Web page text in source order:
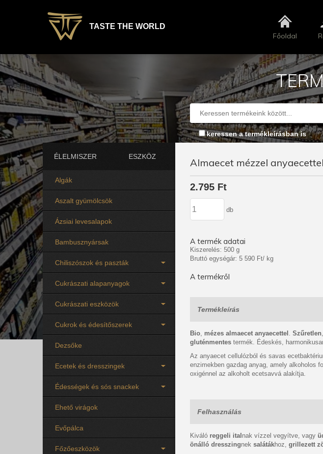
TASTE THE WORLD
Főoldal
keressen a termékleírásban is
ÉLELMISZER ESZKÖZ
Algák
Aszalt gyümölcsök
Ázsiai levesalapok
Bambusznyársak
Chiliszószok és paszták
Cukrászati alapanyagok
Cukrászati eszközök
Cukrok és édesítőszerek
Dezsőke
Ecetek és dresszingek
Édességek és sós snackek
Ehető virágok
Evőpálca
Főzőeszközök
Almaecet mézzel
2.795 Ft
db
A termék adatai
Kiszerelés: 500 g
Bruttó egységár: 5 590 Ft/ kg
A termékről
Termékleírás
Bio, mézes almaecet anyaecettel . Szűretlen,
gluténmentes termék. Édeskés,
Az anyaecet cellulózból és savas
enzimekben gazdag anyag, amely alkoholos
oxigénnel az alkoholt ecetsavvá alakítja.
Felhasználás
Kiváló reggeli ital nak vízzel vegyítve, vagy
önálló dresszingnek salátákhoz, grillezett